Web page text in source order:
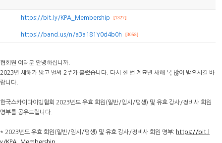
https://bit.ly/KPA_Membership [1327]
https://band.us/n/a3a181Y0d4b0h [3058]
협회원 여러분 안녕하십니까.
2023년 새해가 밝고 벌써 2주가 흘렀습니다. 다시 한 번 계묘년 새해 복 많이 받으시길 바
랍니다.
한국스카이다이빙협회 2023년도 유효 회원(일반/임시/평생) 및 유효 강사/정비사 회원
명부를 공유드립니다.
* 2023년도 유효 회원(일반/임시/평생) 및 유효 강사/정비사 회원 명부: https://bit.l